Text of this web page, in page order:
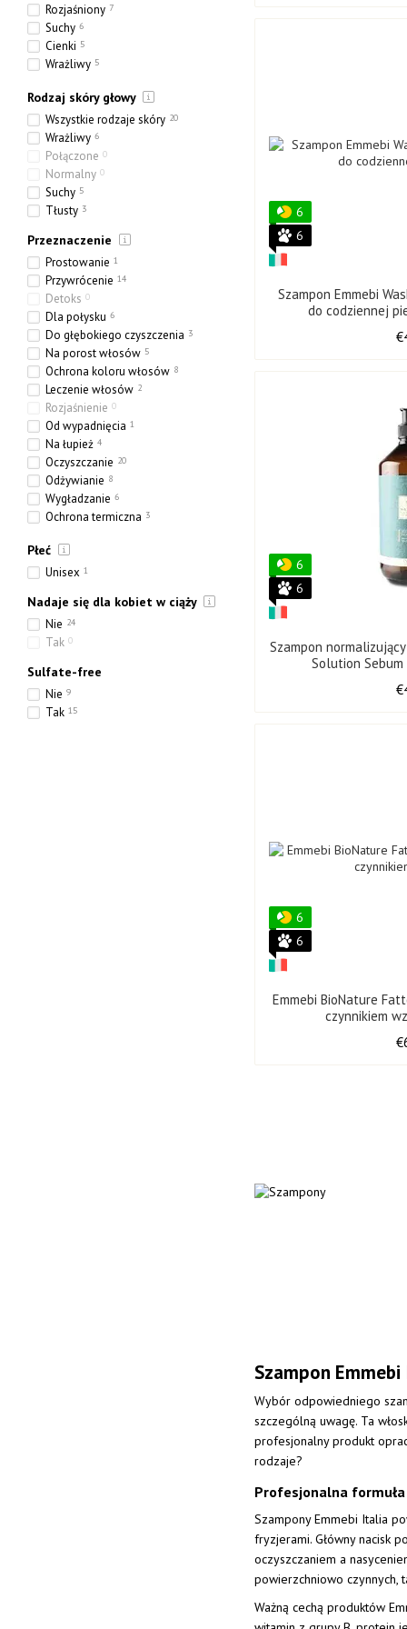
Szampon
Wybór odpowiedniego
szczególną uwagę. Ta
profesjonalny produkt
rodzaje?
Profesjonalna
Szampony Emmebi Italia
fryzjerami. Główny nacisk
oczyszczaniem a
powierzchniowo czynnych,
Ważną cechą produktów
6
6
Szampon Emmebi
do codziennej
6
6
Szampon
Solution
6
6
Emmebi BioNature
czynnikiem
24 x 300 ml 0
4000 ml
Rozjaśniony 7
Suchy 6
Cienki 5
Wrażliwy 5
Gruby 0
Porowaty 2
Rodzaj skóry głowy
Wszystkie rodzaje skóry 20
Wrażliwy 6
Połączone 0
Normalny 0
Suchy 5
Tłusty 3
Przeznaczenie
Prostowanie 1
Przywrócenie 14
Detoks 0
Dla połysku 6
Do głębokiego czyszczenia 3
Na porost włosów 5
Ochrona koloru włosów 8
Leczenie włosów 2
Rozjaśnienie 0
Od wypadnięcia 1
Na łupież 4
Oczyszczanie 20
Odżywianie 8
Wygładzanie 6
Ochrona termiczna 3
Nawilżanie
Wzmocnienie
Płeć
Unisex 1
Nadaje się dla kobiet w ciąży
Nie 24
Tak 0
Sulfate-free
Nie 9
Tak 15